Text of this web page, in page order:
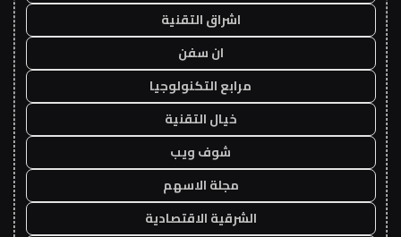
اشراق التقنية
ان سفن
مرابع التكنولوجيا
خيال التقنية
شوف ويب
مجلة الاسهم
الشرقية الاقتصادية